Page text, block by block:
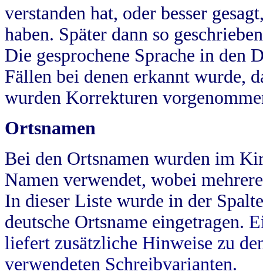
verstanden hat, oder besser
haben. Später dann so
Die gesprochene Sprache in
Fällen bei denen erkannt wurde,
wurden Korrekturen
Ortsnamen
Bei den Ortsnamen wurden im
Namen verwendet, wobei
In dieser Liste wurde in der
deutsche Ortsname eingetragen.
liefert zusätzliche Hinweise zu
verwendeten Schreibvarianten.